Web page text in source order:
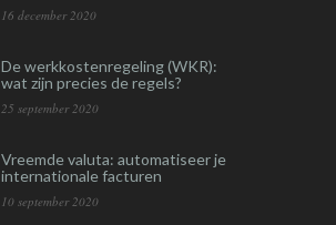
16 december 2020
De werkkostenregeling (WKR):
wat zijn precies de regels?
25 september 2020
Vreemde valuta: automatiseer je
internationale facturen
10 september 2020